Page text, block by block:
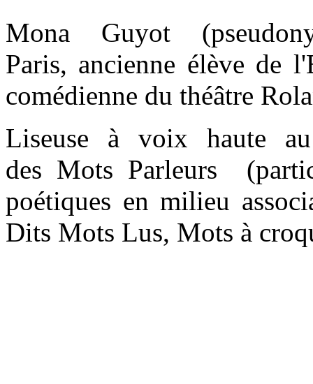
Mona Guyot
Paris, ancienne élève de
comédienne du théâtre
Liseuse à voix haute
des Mots Parleurs
poétiques en milieu
Dits Mots Lus, Mots à